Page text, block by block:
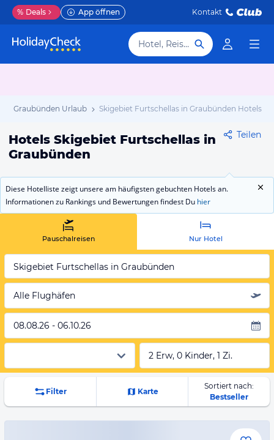
% Deals App öffnen Kontakt
Hotel, Reiseziel
in Graubünden Urlaub Skigebiet Furtschellas in Graubünden Hotels
Hotels Skigebiet Furtschellas in
Graubünden
Teilen
Diese Hotelliste zeigt unsere am häufigsten gebuchten Hotels an.
Informationen zu Rankings und Bewertungen findest Du hier
Pauschalreisen Nur Hotel
Skigebiet Furtschellas in Graubünden
Alle Flughäfen
08.08.26 - 06.10.26
2 Erw, 0 Kinder, 1 Zi.
Filter Karte
Sortiert nach:
Bestseller